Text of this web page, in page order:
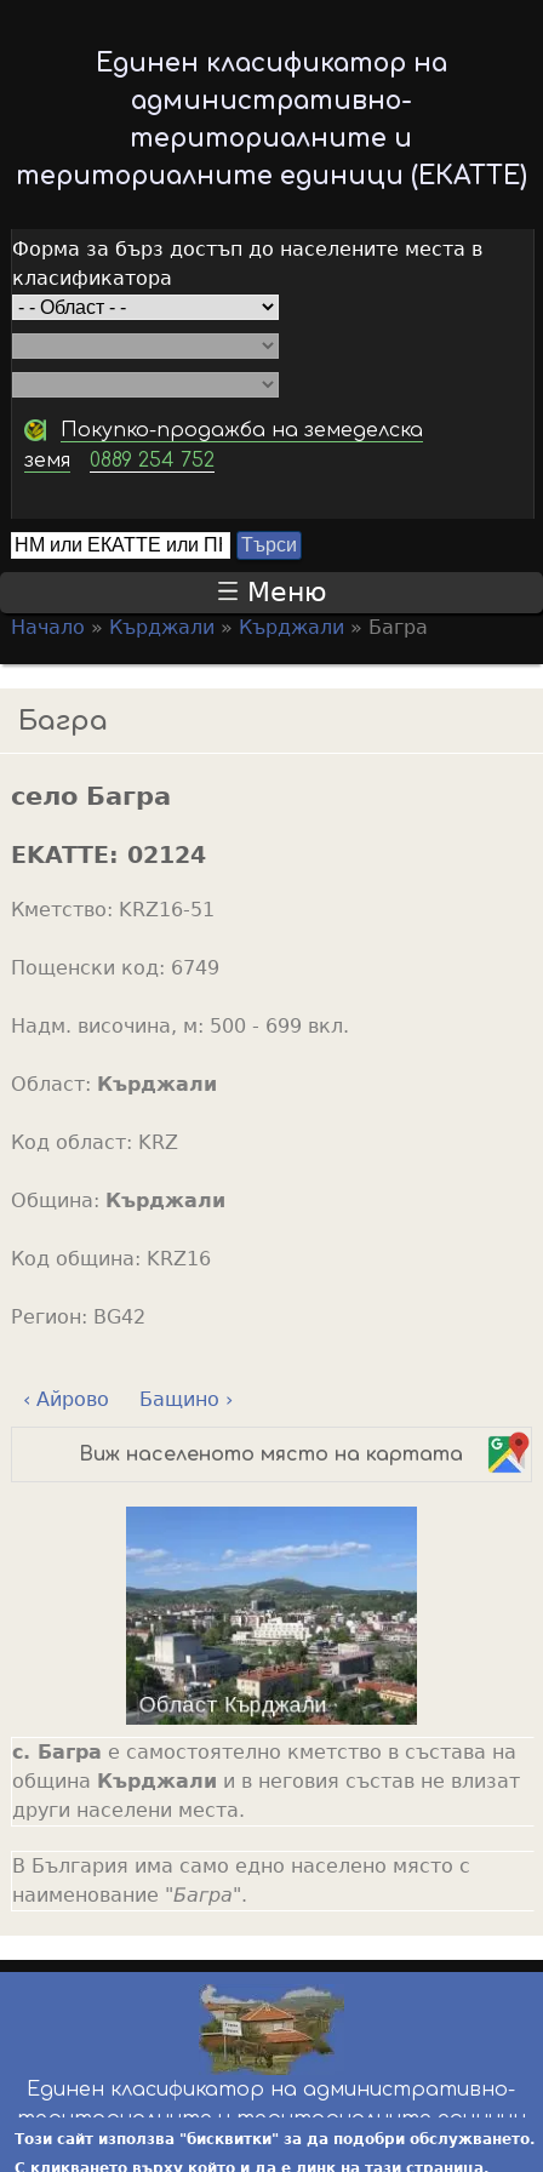
to
main
content
Единен класификатор на
административно-
териториалните и
териториалните единици (ЕКАТТЕ)
Форма за бърз достъп до населените места в
класификатора
Покупко-продажба на земеделска
земя
0889 254 752
S
e
r
c
h
f
r
m
Т
ъ
с
и
Меню
o
u
r
e
e
Начало » Кърджали » Кърджали » Багра
Багра
село Багра
EKATTE: 02124
Кметство: KRZ16-51
Пощенски код: 6749
Надм. височина, м: 500 - 699 вкл.
Област: Кърджали
Код област: KRZ
Община: Кърджали
Код община: KRZ16
Регион: BG42
‹ Айрово Бащино ›
Виж населеното място на картата
с. Багра е самостоятелно кметство в състава на
община Кърджали и в неговия състав не влизат
други населени места.
В България има само едно населено място с
наименование "Багра".
Единен класификатор на административно-
териториалните и териториалните единици
инж. Бойчо Добрев-ekatte.com-условия за
Този сайт използва "бисквитки" за да подобри обслужването.
С кликването върху който и да е линк на тази страница,